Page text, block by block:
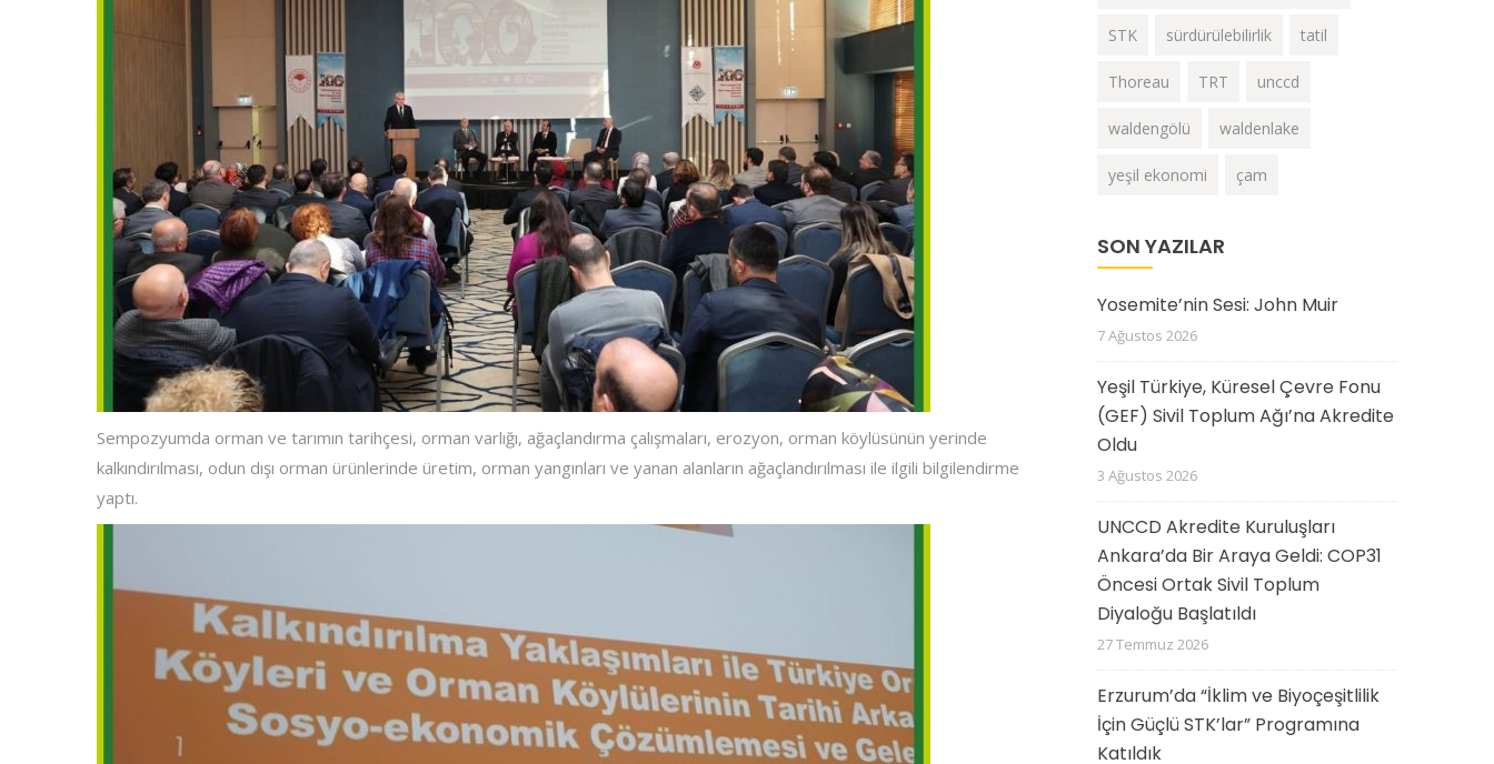
Sempozyumda orman ve tarımın tarihçesi, orman varlığı, ağaçlandırma çalışmaları, erozyon, orman köylüsünün yerinde
kalkındırılması, odun dışı orman ürünlerinde üretim, orman yangınları ve yanan alanların ağaçlandırılması ile ilgili bilgilendirme
yaptı.
STK sürdürülebilirlik tatil
Thoreau TRT unccd
waldengölü waldenlake
yeşil ekonomi çam
SON YAZILAR
Yosemite’nin Sesi: John Muir
7 Ağustos 2026
Yeşil Türkiye, Küresel Çevre Fonu
(GEF) Sivil Toplum Ağı’na Akredite
Oldu
3 Ağustos 2026
UNCCD Akredite Kuruluşları
Ankara’da Bir Araya Geldi: COP31
Öncesi Ortak Sivil Toplum
Diyaloğu Başlatıldı
27 Temmuz 2026
Erzurum’da “İklim ve Biyoçeşitlilik
İçin Güçlü STK’lar” Programına
Katıldık